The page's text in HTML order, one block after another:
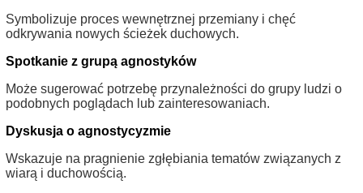
Symbolizuje proces wewnętrznej przemiany i chęć
odkrywania nowych ścieżek duchowych.
Spotkanie z grupą agnostyków
Może sugerować potrzebę przynależności do grupy ludzi o
podobnych poglądach lub zainteresowaniach.
Dyskusja o agnostycyzmie
Wskazuje na pragnienie zgłębiania tematów związanych z
wiarą i duchowością.